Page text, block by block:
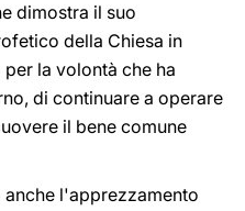
dimostra il suo
della Chiesa in
la volontà che ha
di continuare a operare
il bene comune
l'apprezzamento